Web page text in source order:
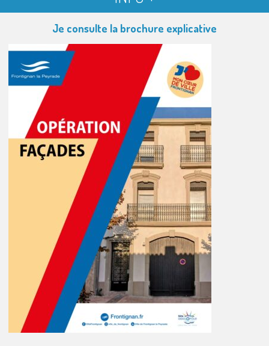
Je consulte la brochure explicative